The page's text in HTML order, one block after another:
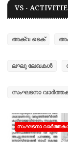
VS -
അക്വ ടെക്
ലഘു ലേഖകൾ
സംഘടനാ
സംഘടനാ